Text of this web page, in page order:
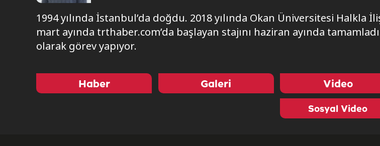
1994 yılında İstanbul’da doğdu. 2018 yılında Okan Üniversitesi Halkla
mart ayında trthaber.com’da başlayan stajını haziran ayında
olarak görev yapıyor.
Haber Galeri Video
Sosyal Video